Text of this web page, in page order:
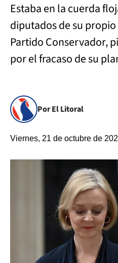
Estaba en la cuerda
diputados de su
Partido Conservador,
por el fracaso de su
Por El Litoral
Viernes, 21 de octubre de